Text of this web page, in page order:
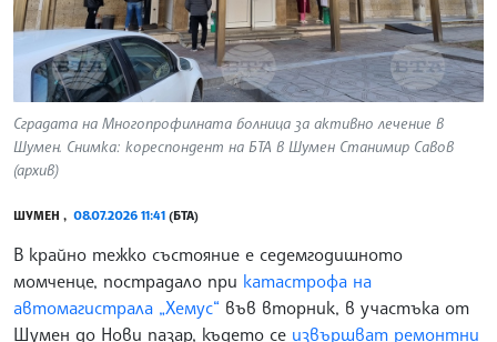
Сградата на Многопрофилната болница за активно лечение в
Шумен. Снимка: кореспондент на БТА в Шумен Станимир Савов
(архив)
ШУМЕН , 08.07.2026 11:41 (БТА)
В крайно тежко състояние е седемгодишното
момченце, пострадало при катастрофа на
автомагистрала „Хемус“ във вторник, в участъка от
Шумен до Нови пазар, където се извършват ремонтни